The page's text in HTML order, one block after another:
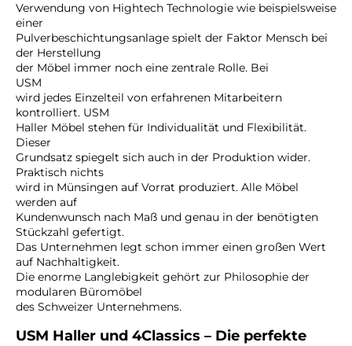
Verwendung von Hightech Technologie wie beispielsweise
einer
Pulverbeschichtungsanlage spielt der Faktor Mensch bei
der Herstellung
der Möbel immer noch eine zentrale Rolle. Bei
USM
wird jedes Einzelteil von erfahrenen Mitarbeitern
kontrolliert. USM
Haller Möbel stehen für Individualität und Flexibilität.
Dieser
Grundsatz spiegelt sich auch in der Produktion wider.
Praktisch nichts
wird in Münsingen auf Vorrat produziert. Alle Möbel
werden auf
Kundenwunsch nach Maß und genau in der benötigten
Stückzahl gefertigt.
Das Unternehmen legt schon immer einen großen Wert
auf Nachhaltigkeit.
Die enorme Langlebigkeit gehört zur Philosophie der
modularen Büromöbel
des Schweizer Unternehmens.
USM Haller und 4Classics – Die perfekte